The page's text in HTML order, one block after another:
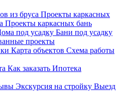
из бруса Проекты каркасных
Проекты каркасных бань
под усадку Бани под усадку
проекты
Карта объектов Схема работы
Как заказать Ипотека
Экскурсия на стройку Выезд